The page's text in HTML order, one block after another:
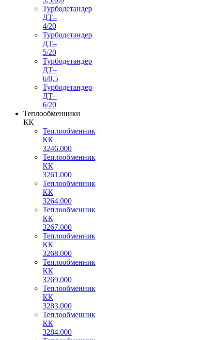
Турбодетандер
ДТ–
4/20
Турбодетандер
ДТ–
5/20
Турбодетандер
ДТ–
6/0,5
Турбодетандер
ДТ–
6/20
Теплообменники
КК
Теплообменник
КК
3246.000
Теплообменник
КК
3261.000
Теплообменник
КК
3264.000
Теплообменник
КК
3267.000
Теплообменник
КК
3268.000
Теплообменник
КК
3269.000
Теплообменник
КК
3283.000
Теплообменник
КК
3284.000